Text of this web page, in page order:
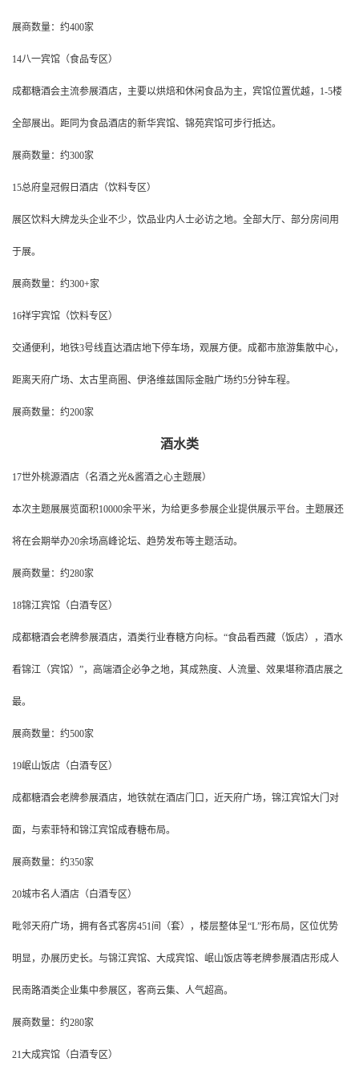
展商数量：约400家
14八一宾馆（食品专区）
成都糖酒会主流参展酒店，主要以烘焙和休闲食品为主，宾馆位置优越，1-5楼
全部展出。距同为食品酒店的新华宾馆、锦苑宾馆可步行抵达。
展商数量：约300家
15总府皇冠假日酒店（饮料专区）
展区饮料大牌龙头企业不少，饮品业内人士必访之地。全部大厅、部分房间用
于展。
展商数量：约300+家
16祥宇宾馆（饮料专区）
交通便利，地铁3号线直达酒店地下停车场，观展方便。成都市旅游集散中心，
距离天府广场、太古里商圈、伊洛维兹国际金融广场约5分钟车程。
展商数量：约200家
酒水类
17世外桃源酒店（名酒之光&酱酒之心主题展）
本次主题展展览⾯积10000余平⽶，为给更多参展企业提供展示平台。主题展还
将在会期举办20余场⾼峰论坛、趋势发布等主题活动。
展商数量：约280家
18锦江宾馆（白酒专区）
成都糖酒会老牌参展酒店，酒类行业春糖方向标。“食品看西藏（饭店），酒水
看锦江（宾馆）”，高端酒企必争之地，其成熟度、人流量、效果堪称酒店展之
最。
展商数量：约500家
19岷山饭店（白酒专区）
成都糖酒会老牌参展酒店，地铁就在酒店门口，近天府广场，锦江宾馆大门对
面，与索菲特和锦江宾馆成春糖布局。
展商数量：约350家
20城市名人酒店（白酒专区）
毗邻天府广场，拥有各式客房451间（套），楼层整体呈“L”形布局，区位优势
明显，办展历史长。与锦江宾馆、大成宾馆、岷山饭店等老牌参展酒店形成人
民南路酒类企业集中参展区，客商云集、人气超高。
展商数量：约280家
21大成宾馆（白酒专区）